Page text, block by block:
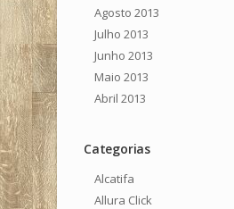
Agosto 2013
Julho 2013
Junho 2013
Maio 2013
Abril 2013
Categorias
Alcatifa
Allura Click